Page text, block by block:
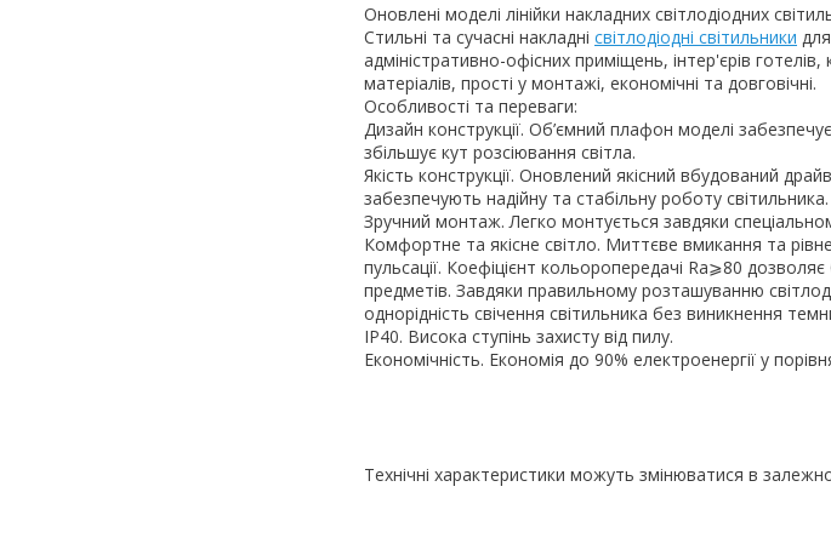
Оновлені моделі лінійки накладних світлодіодних
Стильні та сучасні накладні світлодіодні світильники
адміністративно-офісних приміщень, інтер'єрів
матеріалів, прості у монтажі, економічні та довговічні.
Особливості та переваги:
Дизайн конструкції. Об’ємний плафон моделі
збільшує кут розсіювання світла.
Якість конструкції. Оновлений якісний вбудований
забезпечують надійну та стабільну роботу
Зручний монтаж. Легко монтується завдяки
Комфортне та якісне світло. Миттєве вмикання та
пульсації. Коефіцієнт кольоропередачі Ra⩾80
предметів. Завдяки правильному розташуванню
однорідність свічення світильника без виникнення
ІР40. Висока ступінь захисту від пилу.
Економічність. Економія до 90% електроенергії у
Технічні характеристики можуть змінюватися в